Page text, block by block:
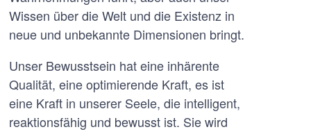
Wissen über die Welt und die Existenz in
neue und unbekannte Dimensionen bringt.
Unser Bewusstsein hat eine inhärente
Qualität, eine optimierende Kraft, es ist
eine Kraft in unserer Seele, die intelligent,
reaktionsfähig und bewusst ist. Sie wird